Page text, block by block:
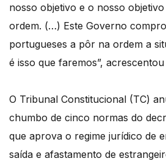
nosso objetivo e o nosso
ordem. (…) Este Governo
portugueses a pôr na ordem a
é isso que faremos”, acrescentou
O Tribunal Constitucional (TC)
chumbo de cinco normas do
que aprova o regime jurídico de
saída e afastamento de